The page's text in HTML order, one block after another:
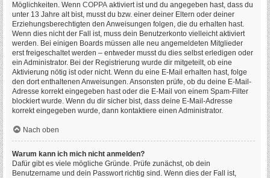
Möglichkeiten. Wenn COPPA aktiviert ist und du angegeben hast, dass du
unter 13 Jahre alt bist, musst du bzw. einer deiner Eltern oder deiner
Erziehungsberechtigten den Anweisungen folgen, die du erhalten hast.
Wenn dies nicht der Fall ist, muss dein Benutzerkonto vielleicht aktiviert
werden. Bei einigen Boards müssen alle neu angemeldeten Mitglieder
erst freigeschaltet werden – entweder musst du dies selbst erledigen oder
ein Administrator. Bei der Registrierung wurde dir mitgeteilt, ob eine
Aktivierung nötig ist oder nicht. Wenn du eine E-Mail erhalten hast, folge
den dort enthaltenen Anweisungen. Ansonsten prüfe, ob du deine E-Mail-
Adresse korrekt eingegeben hast oder die E-Mail von einem Spam-Filter
blockiert wurde. Wenn du dir sicher bist, dass deine E-Mail-Adresse
korrekt eingegeben wurde, dann kontaktiere einen Administrator.
Nach oben
Warum kann ich mich nicht anmelden?
Dafür gibt es viele mögliche Gründe. Prüfe zunächst, ob dein
Benutzername und dein Passwort richtig sind. Wenn dies der Fall ist,